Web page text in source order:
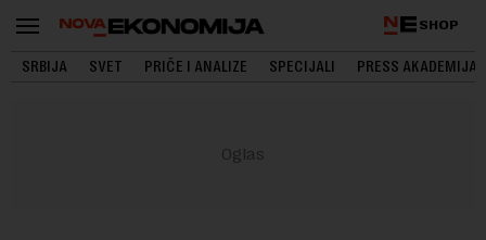
SHOP
SRBIJA SVET PRIČE I ANALIZE SPECIJALI PRESS AKADEMIJA